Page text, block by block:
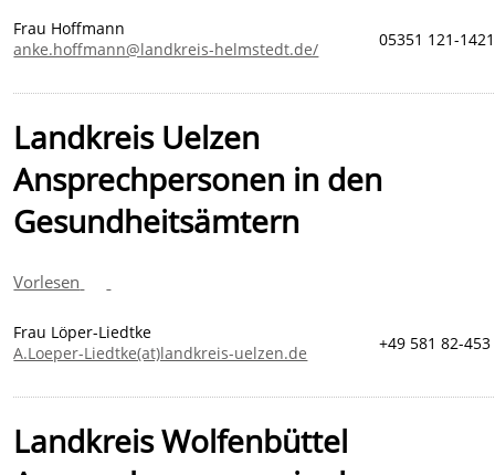
Frau Hoffmann
anke.hoffmann@landkreis-helmstedt.de/
05351 121-1421
Landkreis Uelzen
Ansprechpersonen in den
Gesundheitsämtern
Vorlesen
Frau Löper-Liedtke
A.Loeper-Liedtke(at)landkreis-uelzen.de
+49 581 82-453
Landkreis Wolfenbüttel